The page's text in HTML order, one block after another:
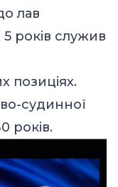
лав
років служив
позиціях.
судинної
років.